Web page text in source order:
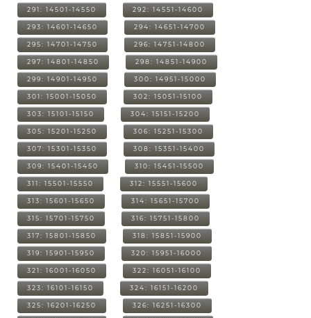
291: 14501-14550 292: 14551-14600
293: 14601-14650 294: 14651-14700
295: 14701-14750 296: 14751-14800
297: 14801-14850 298: 14851-14900
299: 14901-14950 300: 14951-15000
301: 15001-15050 302: 15051-15100
303: 15101-15150 304: 15151-15200
305: 15201-15250 306: 15251-15300
307: 15301-15350 308: 15351-15400
309: 15401-15450 310: 15451-15500
311: 15501-15550 312: 15551-15600
313: 15601-15650 314: 15651-15700
315: 15701-15750 316: 15751-15800
317: 15801-15850 318: 15851-15900
319: 15901-15950 320: 15951-16000
321: 16001-16050 322: 16051-16100
323: 16101-16150 324: 16151-16200
325: 16201-16250 326: 16251-16300